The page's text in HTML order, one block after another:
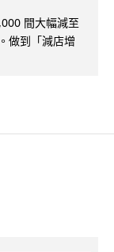
間大幅減至
做到「減店增